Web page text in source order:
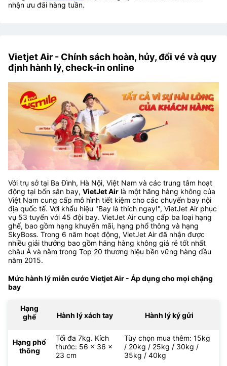
nhận ưu đãi hàng tuần.
Vietjet Air - Chính sách hoàn, hủy, đổi vé và quy
định hành lý, check-in online
Với trụ sở tại Ba Đình, Hà Nội, Việt Nam và các trung tâm hoạt
động tại bốn sân bay, VietJet Air là một hãng hàng không của
Việt Nam cung cấp mô hình tiết kiệm cho các chuyến bay nội
địa quốc tế. Với khẩu hiệu "Bay là thích ngay!", VietJet Air phục
vụ 53 tuyến với 45 đội bay. VietJet Air cung cấp ba loại hạng
ghế, bao gồm hạng khuyến mãi, hạng phổ thông và hạng
SkyBoss. Trong 6 năm hoạt động, VietJet Air đã nhận được
nhiều giải thưởng bao gồm hãng hàng không giá rẻ tốt nhất
châu Á và nằm trong Top 20 thương hiệu bền vững hàng đầu
năm 2015.
Mức hành lý miễn cước Vietjet Air - Áp dụng cho mọi chặng
bay
Hạng
ghế
Hành lý xách tay Hành lý ký gửi
Hạng phổ
thông
Tối đa 7kg. Kích
thước: 56 x 36 x
23 cm
Tùy chọn mua thêm: 15kg
/ 20kg / 25kg / 30kg /
35kg / 40kg